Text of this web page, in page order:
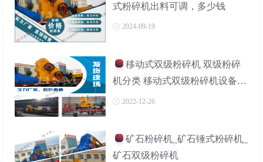
式粉碎机出料可调，多少钱
2024-09-19
移动式双级粉碎机 双级粉碎
机分类 移动式双级粉碎机设备特
点 2022-12-26
矿石粉碎机_矿石锤式粉碎机_
矿石双级粉碎机